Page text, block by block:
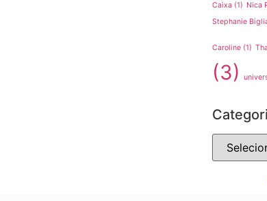
Caixa (1) Nica
Stephanie
Caroline (1)
(3)